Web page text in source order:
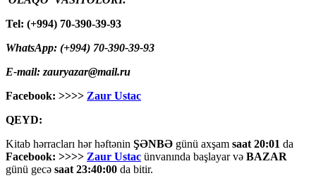
Tel: (+994) 70-390-39-93
WhatsApp: (+994) 70-390-39-93
E-mail: zauryazar@mail.ru
Facebook: >>>> Zaur Ustac
QEYD:
Kitab hərracları hər həftənin ŞƏNBƏ günü axşam saat 20:01 da
Facebook: >>>> Zaur Ustac ünvanında başlayar və BAZAR
günü gecə saat 23:40:00 da bitir.